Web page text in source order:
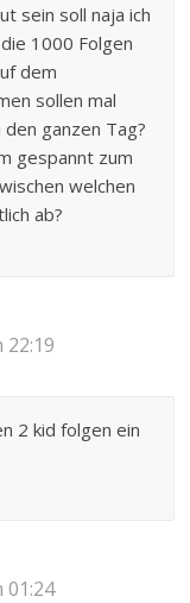
sein soll naja ich
1000 Folgen
dem
sollen mal
ganzen Tag?
gespannt zum
welchen
ab?
22:19
2 kid folgen ein
01:24